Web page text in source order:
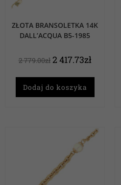
ZŁOTA BRANSOLETKA 14K
DALL’ACQUA B5-1985
2 779.00zł 2 417.73zł
Dodaj do koszyka